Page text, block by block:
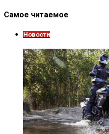
Самое читаемое
Новости